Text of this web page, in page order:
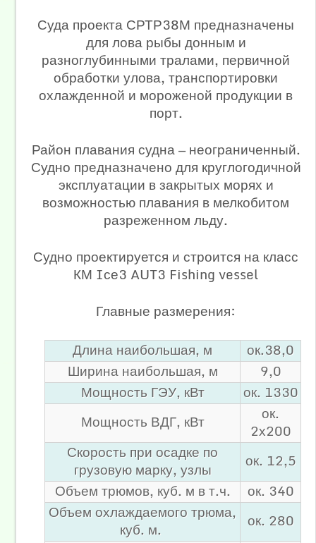
Суда проекта СРТР38М предназначены
для лова рыбы донным и
разноглубинными тралами, первичной
обработки улова, транспортировки
охлажденной и мороженой продукции в
порт.
Район плавания судна — неограниченный.
Судно предназначено для круглогодичной
эксплуатации в закрытых морях и
возможностью плавания в мелкобитом
разреженном льду.
Судно проектируется и строится на класс
КМ Iсе3 AUT3 Fishing vessel
Главные размерения:
Длина наибольшая, м
ок.38,0
Ширина наибольшая, м
9,0
Мощность ГЭУ, кВт
ок. 1330
Мощность ВДГ, кВт
ок.
2х200
Скорость при осадке по
грузовую марку, узлы
ок. 12,5
Объем трюмов, куб. м в т.ч.
ок. 340
Объем охлаждаемого трюма,
куб. м.
ок. 280